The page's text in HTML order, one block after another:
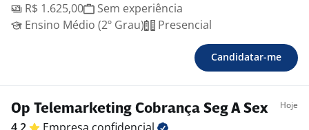
R$ 1.625,00
Sem experiência
Ensino Médio (2º Grau)
Presencial
Candidatar-me
Op Telemarketing Cobrança Seg A Sex Hoje